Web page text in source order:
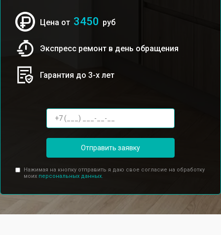
Цена от 3450 руб
Экспресс ремонт в день обращения
Гарантия до 3-х лет
Отправить заявку
Нажимая на кнопку отправить я даю свое согласие на обработку
моих персональных данных.